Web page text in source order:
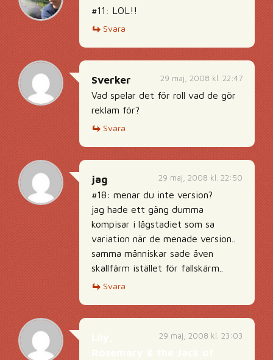
#11: LOL!!
Svara
29 maj, 2008 kl. 22:47
Sverker
Vad spelar det för roll vad de gör
reklam för?
Svara
29 maj, 2008 kl. 22:50
jag
#18: menar du inte version?
jag hade ett gäng dumma
kompisar i lågstadiet som sa
variation när de menade version..
samma människar sade även
skallfärm istället för fallskärm..
Svara
29 maj, 2008 kl. 23:03